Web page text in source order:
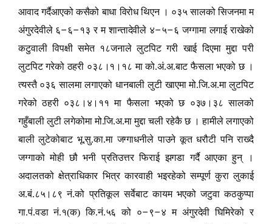
आवाद गर्दैआएको कसैको बाधा विरोध थिएन । ०३५ सालको सिजनमा म
अंगुरदेवीले ६–६–१३ र म शान्तादेवीले ४–५–६ जग्गामा लगाई राखेको
कटुवाली विपक्षी समेत १८जनाले लुटपिट गरी खाई दिएमा मुद्दा परी
लुटपिट गरेको ठहरी ०३८।१।१८ मा को.अं.अ.बाट फैसला भएको छ ।
त्यस्तै ०३६ सालमा लगाएको धानबाली लुटी खाएमा मो.जि.अ.मा लुटपिट
गरेको ठहरी ०३८।४।११ मा फैसला भएको छ ०३७।३८ सालको
गहुँबाली लुटी लगेकोमा मो.जि.अ.मा मुद्दा चली रहेकै छ । हामीले लगाएको
बाली लुटेकोबाट भू.सु.का.मा जग्गाधनीले पाउने कूत धरौटी पनि राख्दै
जग्गाको मोही छौ भनी प्रतिउत्तर फिराई झगडा गर्दै आएका हुन् ।
अदालतको क्षेत्राधिकार भित्र कारवाही भइरहेको सम्पूर्ण कुरा लुकाई
अ.बं.८५।८९ नं.को प्रतिकूल सर्वेबाट कायम भएको जटुवा कठकुप्पा
गा.पं.वडा नं.१(क) कि.नं.५६ को ०– ९–४ म अंगुरदेवी घिमिरेको र